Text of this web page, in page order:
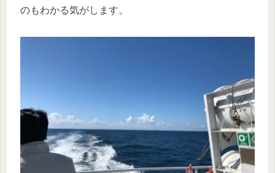
のもわかる気がします。